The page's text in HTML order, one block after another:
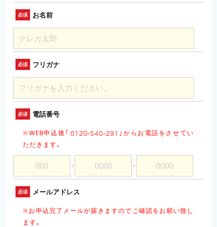
必須 お名前
必須 フリガナ
必須 電話番号
※WEB申込後「 」 からお電話をさせてい
ただきます。
－ －
必須 メールアドレス
※お申込完了メールが届きますのでご確認をお願い致し
ます。